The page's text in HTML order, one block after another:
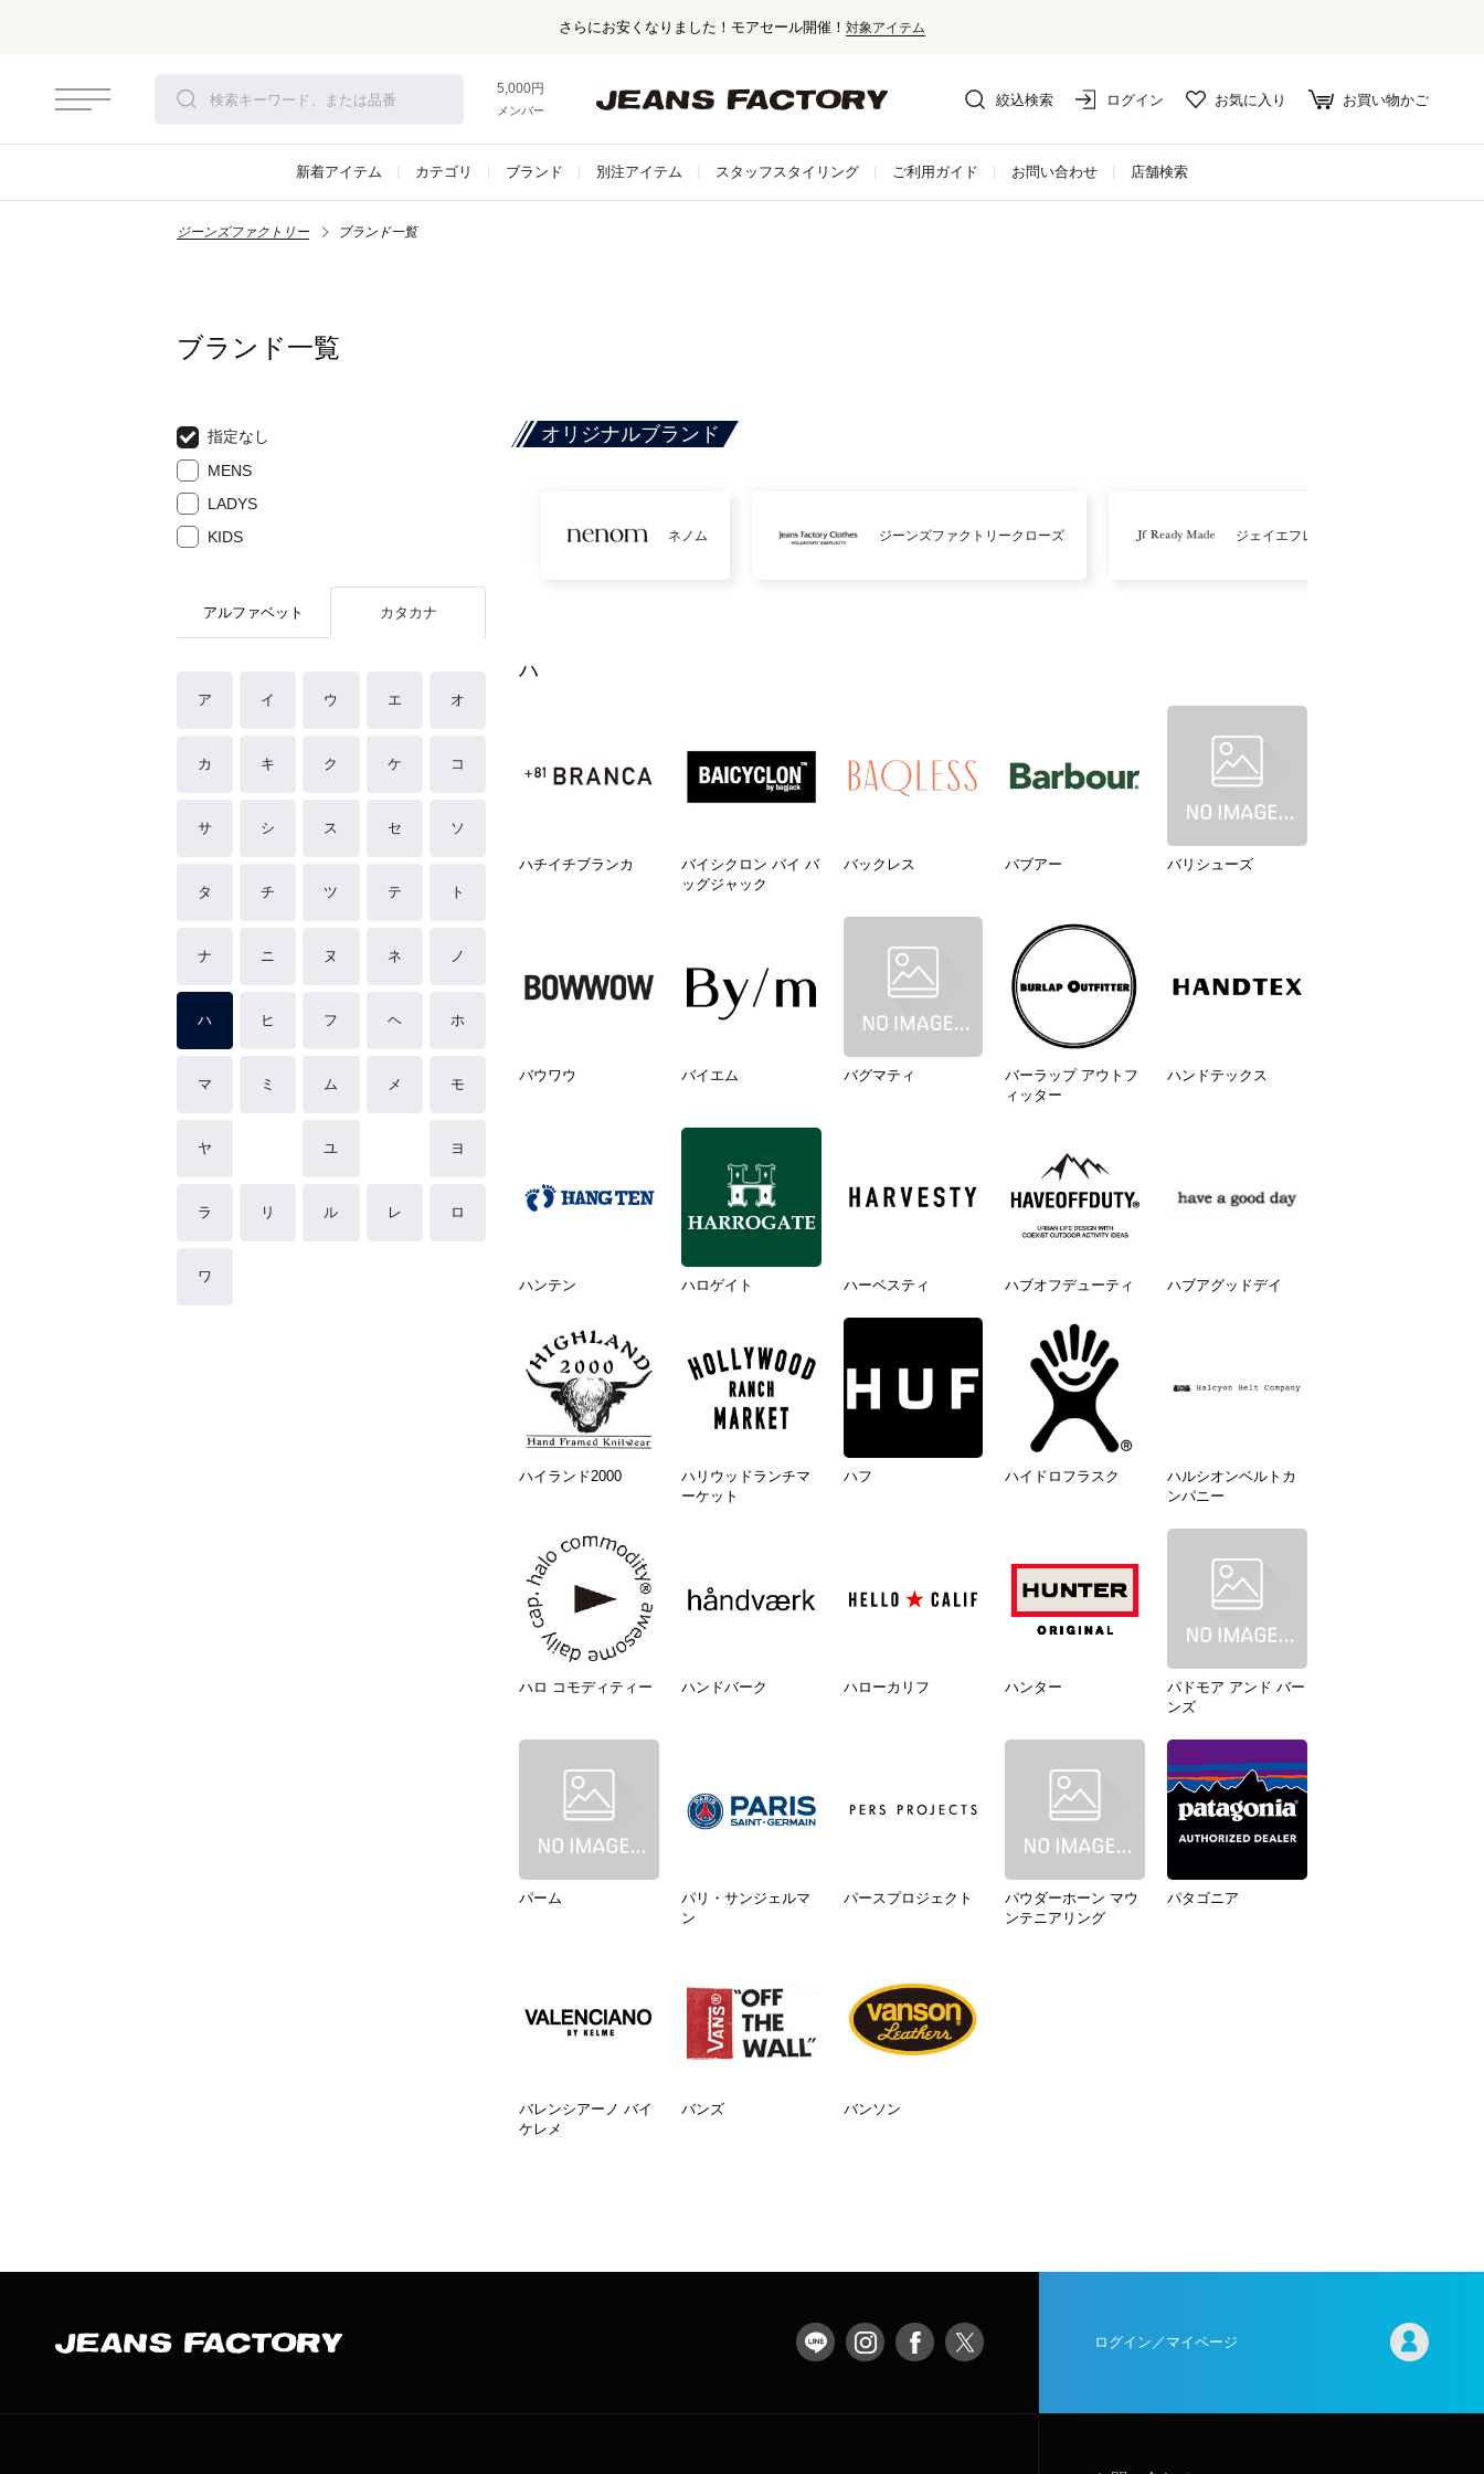
5,000円以上お買い上げで送料無料！
メンバー登録でお得な情報をゲット。さらに詳しく
絞込検索 ログイン お気に入り お買い物かご
新着アイテム カテゴリ ブランド 別注アイテム スタッフスタイリング ご利用ガイド お問い合わせ 店舗検索
ジーンズファクトリー ブランド一覧
ブランド一覧
指定なし
MENS
LADYS
KIDS
アルファベット カタカナ
ア イ ウ エ オ
カ キ ク ケ コ
サ シ ス セ ソ
タ チ ツ テ ト
ナ ニ ヌ ネ ノ
ハ ヒ フ ヘ ホ
マ ミ ム メ モ
ヤ ユ ヨ
ラ リ ル レ ロ
ワ
オリジナルブランド
ネノム ジーンズファクトリークローズ ジェイエフレディメイド
ハ
ハチイチブランカ
バイシクロン バイ バ
ッグジャック
バックレス バブアー バリシューズ
バウワウ バイエム バグマティ
バーラップ アウトフ
ィッター
ハンドテックス
ハンテン ハロゲイト ハーベスティ ハブオフデューティ ハブアグッドデイ
ハイランド2000
ハリウッドランチマ
ーケット
ハフ ハイドロフラスク
ハルシオンベルトカ
ンパニー
ハロ コモディティー ハンドバーク ハローカリフ ハンター
パドモア アンド バー
ンズ
パーム
パリ・サンジェルマ
ン
パースプロジェクト
パウダーホーン マウ
ンテニアリング
パタゴニア
バレンシアーノ バイ
ケレメ
バンズ バンソン
ログイン／マイページ